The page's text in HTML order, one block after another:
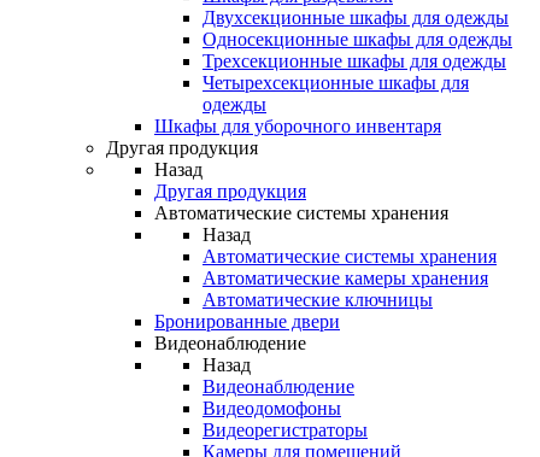
Двухсекционные шкафы для одежды
Односекционные шкафы для одежды
Трехсекционные шкафы для одежды
Четырехсекционные шкафы для
одежды
Шкафы для уборочного инвентаря
Другая продукция
Назад
Другая продукция
Автоматические системы хранения
Назад
Автоматические системы хранения
Автоматические камеры хранения
Автоматические ключницы
Бронированные двери
Видеонаблюдение
Назад
Видеонаблюдение
Видеодомофоны
Видеорегистраторы
Камеры для помещений